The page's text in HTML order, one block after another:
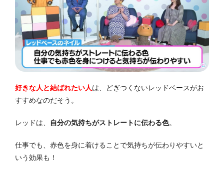
好きな人と結ばれたい人は、どぎつくないレッドベースがお
すすめなのだそう。
レッドは、 自分の気持ちがストレートに伝わる色。
仕事でも、赤色を身に着けることで気持ちが伝わりやすいと
いう効果も！